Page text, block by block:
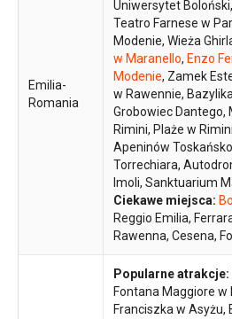
Emilia-
Romania
Uniwersytet
Teatro Farnese w
Modenie, Wieża
w Maranello, Enzo
Modenie, Zamek
w Rawennie,
Grobowiec Dantego,
Rimini, Plaże w
Apeninów
Torrechiara,
Imoli, Sanktuarium
Ciekawe miejsca:
Reggio Emilia,
Rawenna, Cesena,
Popularne atrakcje:
Fontana Maggiore w
Franciszka w Asyżu,